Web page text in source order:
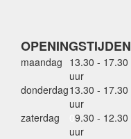
OPENINGSTIJDEN
maandag 13.30 - 17.30
uur
donderdag13.30 - 17.30
uur
zaterdag
9.30 - 12.30
uur